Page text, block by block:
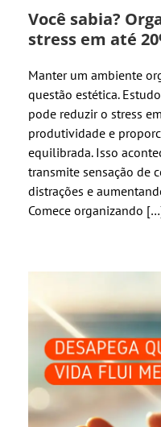
Você sabia?
stress em até
Manter um ambiente
questão estética.
pode reduzir o stress
produtividade e
equilibrada. Isso
transmite sensação de
distrações e
Comece organizando